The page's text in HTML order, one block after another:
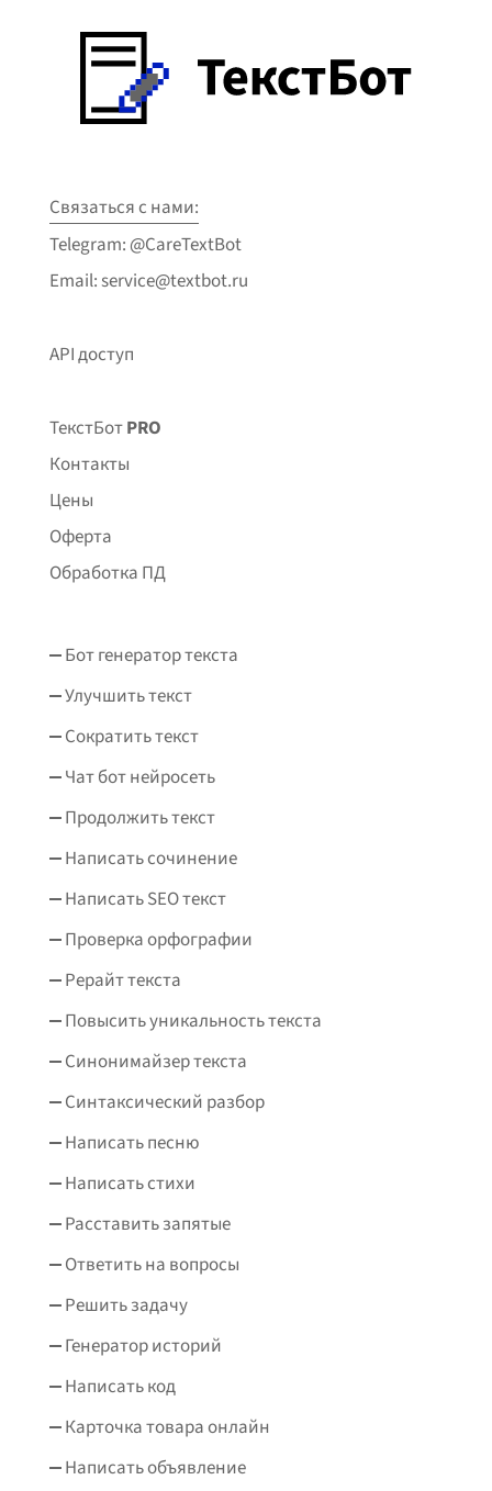
Связаться с нами:
Telegram: @CareTextBot
Email: service@textbot.ru
API доступ
ТекстБотPRO
Контакты
Цены
Оферта
Обработка ПД
Бот генератор текста
Улучшить текст
Сократить текст
Чат бот нейросеть
Продолжить текст
Написать сочинение
Написать SEO текст
Проверка орфографии
Рерайт текста
Повысить уникальность текста
Синонимайзер текста
Синтаксический разбор
Написать песню
Написать стихи
Расставить запятые
Ответить на вопросы
Решить задачу
Генератор историй
Написать код
Карточка товара онлайн
Написать объявление